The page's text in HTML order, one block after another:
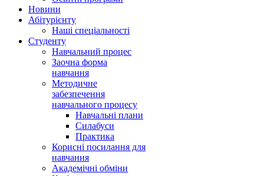
Hовини
Абітурієнту
Наші спеціальності
Студенту
Навчальний процес
Заочна форма
навчання
Методичне
забезпечення
навчального процесу
Навчальні плани
Силабуси
Практика
Корисні посилання для
навчання
Академічні обміни